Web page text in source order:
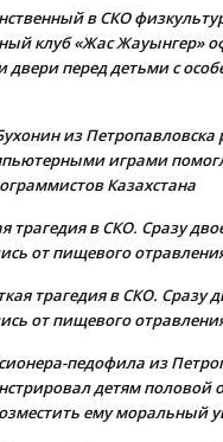
в СКО
клуб «Жас Жауынгер»
двери перед детьми с
из Петропавловска
играми
Казахстана
трагедия в СКО. Сразу
от пищевого
трагедия в СКО. Сразу
от пищевого
педофила из
детям половой
ему моральный